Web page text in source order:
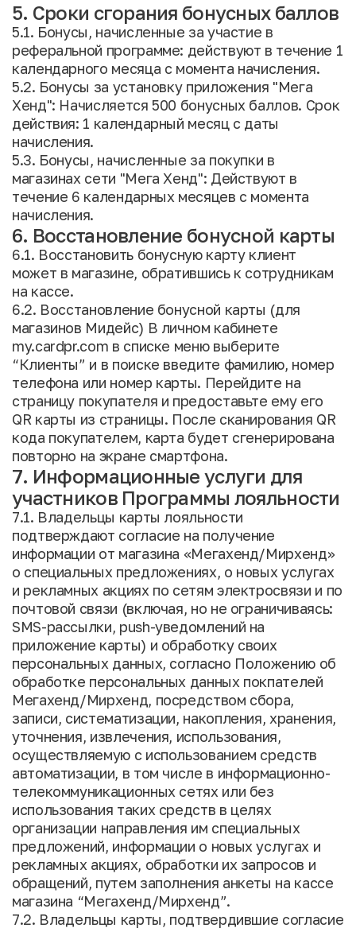
5. Сроки сгорания бонусных баллов
5.1. Бонусы, начисленные за участие в
реферальной программе: действуют в течение 1
календарного месяца с момента начисления.
5.2. Бонусы за установку приложения "Мега
Хенд": Начисляется 500 бонусных баллов. Срок
действия: 1 календарный месяц с даты
начисления.
5.3. Бонусы, начисленные за покупки в
магазинах сети "Мега Хенд": Действуют в
течение 6 календарных месяцев с момента
начисления.
6. Восстановление бонусной карты
6.1. Восстановить бонусную карту клиент
может в магазине, обратившись к сотрудникам
на кассе.
6.2. Восстановление бонусной карты (для
магазинов Мидейс) В личном кабинете
my.cardpr.com в списке меню выберите
“Клиенты” и в поиске введите фамилию, номер
телефона или номер карты. Перейдите на
страницу покупателя и предоставьте ему его
QR карты из страницы. После сканирования QR
кода покупателем, карта будет сгенерирована
повторно на экране смартфона.
7. Информационные услуги для
участников Программы лояльности
7.1. Владельцы карты лояльности
подтверждают согласие на получение
информации от магазина «Мегахенд/Мирхенд»
о специальных предложениях, о новых услугах
и рекламных акциях по сетям электросвязи и по
почтовой связи (включая, но не ограничиваясь:
SMS-рассылки, push-уведомлений на
приложение карты) и обработку своих
персональных данных, согласно Положению об
обработке персональных данных покпателей
Мегахенд/Мирхенд, посредством сбора,
записи, систематизации, накопления, хранения,
уточнения, извлечения, использования,
осуществляемую с использованием средств
автоматизации, в том числе в информационно-
телекоммуникационных сетях или без
использования таких средств в целях
организации направления им специальных
предложений, информации о новых услугах и
рекламных акциях, обработки их запросов и
обращений, путем заполнения анкеты на кассе
магазина “Мегахенд/Мирхенд”.
7.2. Владельцы карты, подтвердившие согласие